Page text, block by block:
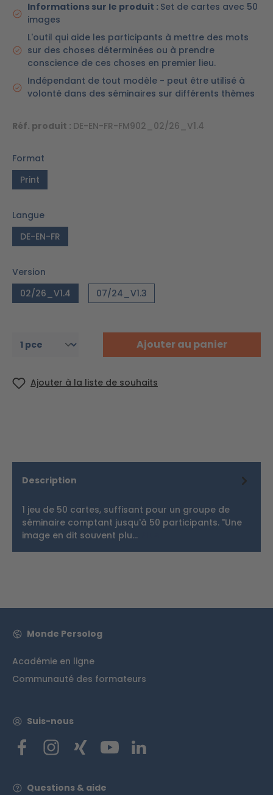
Informations sur le produit : Set de cartes avec 50
images
L'outil qui aide les participants à mettre des mots
sur des choses déterminées ou à prendre
conscience de ces choses en premier lieu.
Indépendant de tout modèle - peut être utilisé à
volonté dans des séminaires sur différents thèmes
Réf. produit : DE-EN-FR-FM902_02/26_V1.4
Format
Print
Langue
DE-EN-FR
Version
02/26_V1.4
07/24_V1.3
Ajouter au panier
Ajouter à la liste de souhaits
Description
1 jeu de 50 cartes, suffisant pour un groupe de
séminaire comptant jusqu'à 50 participants. "Une
image en dit souvent plu…
Monde Persolog
Académie en ligne
Communauté des formateurs
Suis-nous
Questions & aide